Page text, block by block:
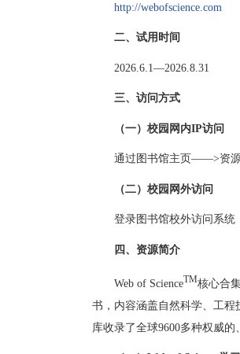
http://webofscience.com
二、 试用时间
2026.6.1—2026.8.31
三、访问方式
（一）校园网内IP访问
通过图书馆主页——>资
（二）校园网外访问
登录图书馆校外访问系统
四、资源简介
Web of ScienceTM核心合
书，内容涵盖自然科学、工程
库收录了全球9600多种权威